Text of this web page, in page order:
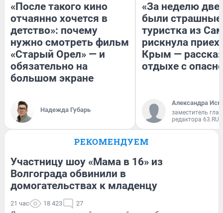
«После такого кино
отчаянно хочется в
детство»: почему
нужно смотреть фильм
«Старый Орел» — и
обязательно на
большом экране
Надежда Губарь
«За неделю две
были
туристка из
рискнула
Крым —
отдыхе с
Александра
заместитель
редактора 63.RU
РЕКОМЕНДУЕМ
Участницу шоу «Мама в 16» из
Волгограда обвинили в
домогательствах к младенцу
21 час 18 423 27